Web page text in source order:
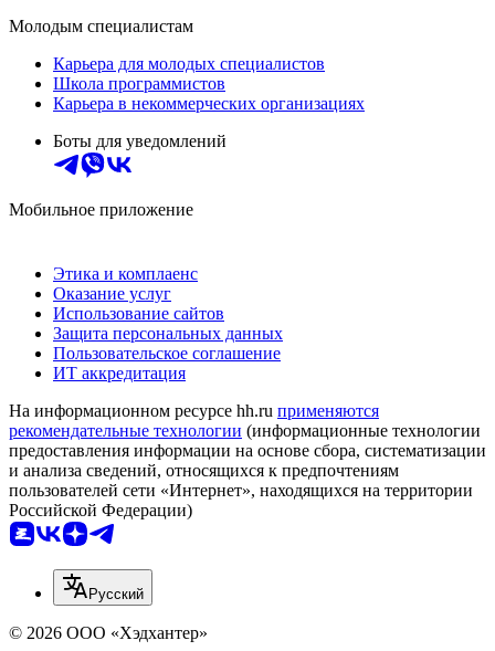
Молодым специалистам
Карьера для молодых специалистов
Школа программистов
Карьера в некоммерческих организациях
Боты для уведомлений
Мобильное приложение
Этика и комплаенс
Оказание услуг
Использование сайтов
Защита персональных данных
Пользовательское соглашение
ИТ аккредитация
На информационном ресурсе hh.ru применяются
рекомендательные технологии (информационные технологии
предоставления информации на основе сбора, систематизации
и анализа сведений, относящихся к предпочтениям
пользователей сети «Интернет», находящихся на территории
Российской Федерации)
Русский
© 2026 ООО «Хэдхантер»